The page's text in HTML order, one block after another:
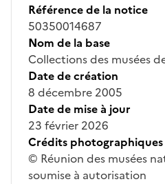
Référence de la notice
50350014687
Nom de la base
Collections des musées
Date de création
8 décembre 2005
Date de mise à jour
23 février 2026
Crédits photographiques
© Réunion des musées
soumise à autorisation